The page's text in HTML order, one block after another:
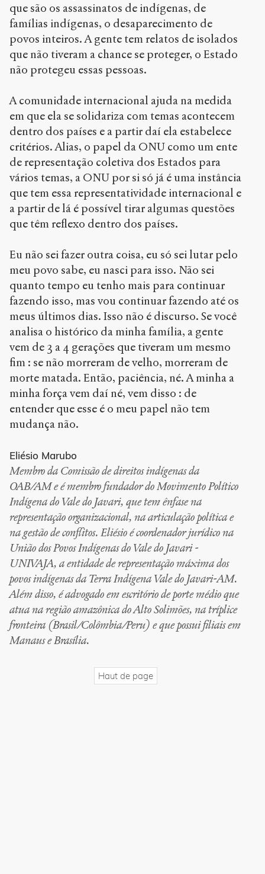
que são os assassinatos de indígenas, de
famílias indígenas, o desaparecimento de
povos inteiros. A gente tem relatos de isolados
que não tiveram a chance se proteger, o Estado
não protegeu essas pessoas.
A comunidade internacional ajuda na medida
em que ela se solidariza com temas acontecem
dentro dos países e a partir daí ela estabelece
critérios. Alias, o papel da ONU como um ente
de representação coletiva dos Estados para
vários temas, a ONU por si só já é uma instância
que tem essa representatividade internacional e
a partir de lá é possível tirar algumas questões
que têm reflexo dentro dos países.
Eu não sei fazer outra coisa, eu só sei lutar pelo
meu povo sabe, eu nasci para isso. Não sei
quanto tempo eu tenho mais para continuar
fazendo isso, mas vou continuar fazendo até os
meus últimos dias. Isso não é discurso. Se você
analisa o histórico da minha família, a gente
vem de 3 a 4 gerações que tiveram um mesmo
fim : se não morreram de velho, morreram de
morte matada. Então, paciência, né. A minha a
minha força vem daí né, vem disso : de
entender que esse é o meu papel não tem
mudança não.
Eliésio Marubo
Membro da Comissão de direitos indígenas da
OAB/AM e é membro fundador do Movimento Político
Indígena do Vale do Javari, que tem ênfase na
representação organizacional, na articulação política e
na gestão de conflitos. Eliésio é coordenador jurídico na
União dos Povos Indígenas do Vale do Javari -
UNIVAJA, a entidade de representação máxima dos
povos indígenas da Terra Indígena Vale do Javari-AM.
Além disso, é advogado em escritório de porte médio que
atua na região amazônica do Alto Solimões, na tríplice
fronteira (Brasil/Colômbia/Peru) e que possui filiais em
Manaus e Brasília.
Haut de page